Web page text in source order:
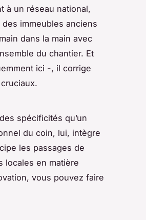
à un réseau national,
des immeubles anciens
dans la main avec
du chantier. Et
ici -, il corrige
spécificités qu’un
du coin, lui, intègre
les passages de
locales en matière
vous pouvez faire